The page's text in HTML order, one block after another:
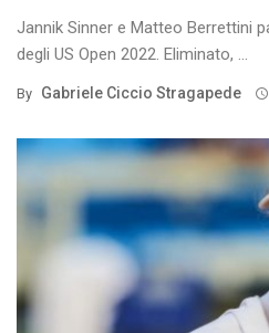
Jannik Sinner e Matteo Berrettini
degli US Open 2022. Eliminato, ...
By Gabriele Ciccio Stragapede